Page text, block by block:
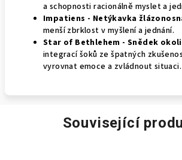
a schopnosti racionálně myslet a
Impatiens - Netýkavka
menší zbrklost v myšlení a jednání.
Star of Bethlehem - Snědek
integrací šoků ze špatných
vyrovnat emoce a zvládnout situaci.
Související